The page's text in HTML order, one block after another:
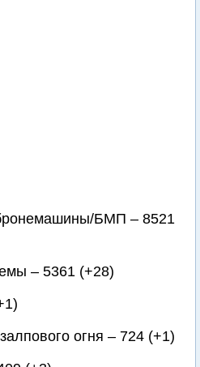
БМП – 8521
– 5361 (+28)
огня – 724 (+1)